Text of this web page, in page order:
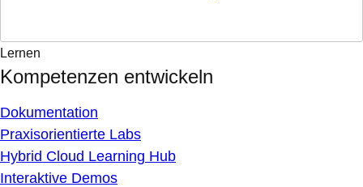
Lernen
Kompetenzen entwickeln
Dokumentation
Praxisorientierte Labs
Hybrid Cloud Learning Hub
Interaktive Demos